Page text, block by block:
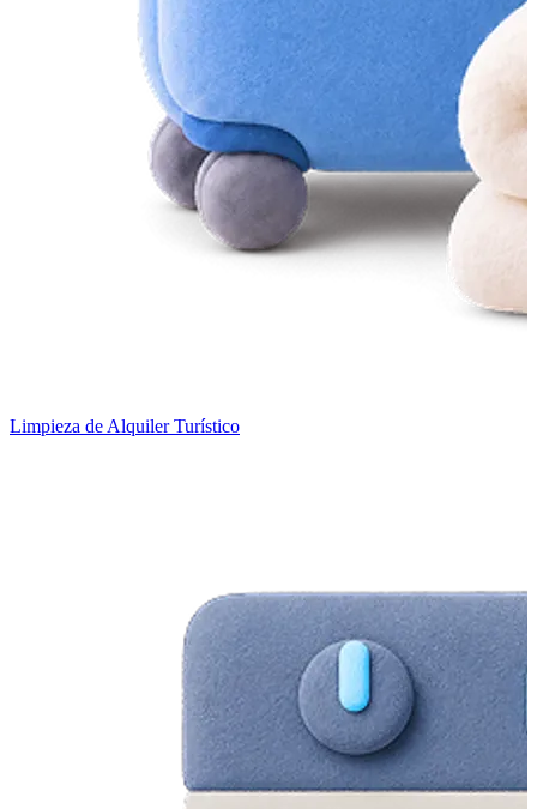
Limpieza de Alquiler Turístico